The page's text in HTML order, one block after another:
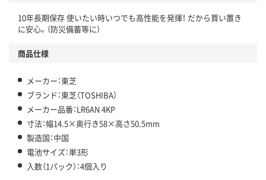
10年長期保存 使いたい時いつでも高性能を発揮！ だから買い置き
に安心。（防災備蓄等に）
商品仕様
メーカー：東芝
ブランド：東芝（TOSHIBA）
メーカー品番：LR6AN 4KP
寸法：幅14.5×奥行き58×高さ50.5mm
製造国：中国
電池サイズ：単3形
入数（1パック）：4個入り